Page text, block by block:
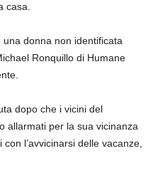
casa.
una donna non identificata
Ronquillo di Humane
dopo che i vicini del
allarmati per la sua vicinanza
l’avvicinarsi delle vacanze,